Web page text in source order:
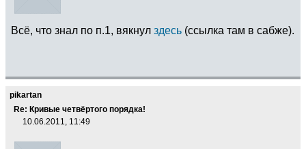
Всё, что знал по п.1, вякнул здесь (ссылка там в сабже).
pikartan
Re: Кривые четвёртого порядка!
10.06.2011, 11:49